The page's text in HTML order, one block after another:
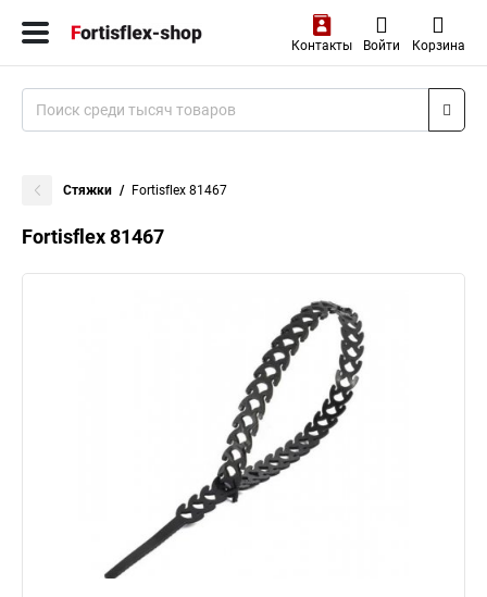
Контакты Войти Корзина
Стяжки Fortisflex 81467
Fortisflex 81467